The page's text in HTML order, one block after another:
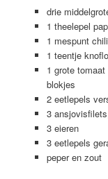
drie
1 theelepel
1 mespunt
1 teentje
1 grote
blokjes
2 eetlepels
3
3 eieren
3 eetlepels
peper en zout